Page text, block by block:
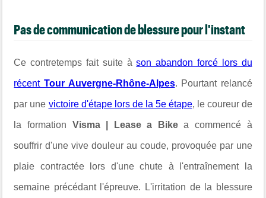
Pas de communication de blessure pour l'instant
Ce contretemps fait suite àson abandon forcé lors du
récent Tour Auvergne-Rhône-Alpes. Pourtant relancé
par une victoire d'étape lors de la 5e étape, le coureur de
la formation Visma | Lease a Bikea commencé à
souffrir d'une vive douleur au coude, provoquée par une
plaie contractée lors d'une chute à l'entraînement la
semaine précédant l'épreuve. L'irritation de la blessure